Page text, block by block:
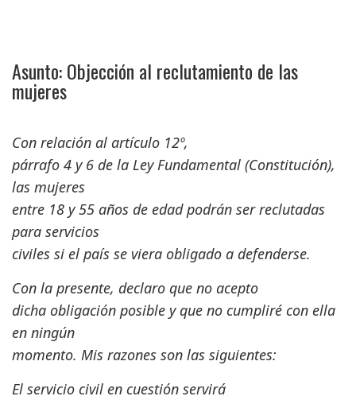
Asunto: Objección al reclutamiento de las
mujeres
Con relación al artículo 12º,
párrafo 4 y 6 de la Ley Fundamental (Constitución),
las mujeres
entre 18 y 55 años de edad podrán ser reclutadas
para servicios
civiles si el país se viera obligado a defenderse.
Con la presente, declaro que no acepto
dicha obligación posible y que no cumpliré con ella
en ningún
momento. Mis razones son las siguientes:
El servicio civil en cuestión servirá